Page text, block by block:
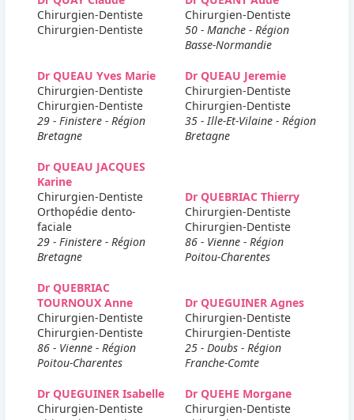
Chirurgien-Dentiste
Chirurgien-Dentiste
Chirurgien-Dentiste
50 - Manche - Région
Basse-Normandie
Dr QUEAU Yves Marie
Chirurgien-Dentiste
Chirurgien-Dentiste
29 - Finistere - Région
Bretagne
Dr QUEAU Jeremie
Chirurgien-Dentiste
Chirurgien-Dentiste
35 - Ille-Et-Vilaine - Région
Bretagne
Dr QUEAU JACQUES
Karine
Chirurgien-Dentiste
Orthopédie dento-
faciale
29 - Finistere - Région
Bretagne
Dr QUEBRIAC Thierry
Chirurgien-Dentiste
Chirurgien-Dentiste
86 - Vienne - Région
Poitou-Charentes
Dr QUEBRIAC
TOURNOUX Anne
Chirurgien-Dentiste
Chirurgien-Dentiste
86 - Vienne - Région
Poitou-Charentes
Dr QUEGUINER Agnes
Chirurgien-Dentiste
Chirurgien-Dentiste
25 - Doubs - Région
Franche-Comte
Dr QUEGUINER Isabelle
Chirurgien-Dentiste
Dr QUEHE Morgane
Chirurgien-Dentiste